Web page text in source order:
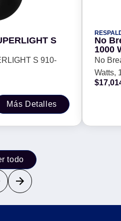
S
S 910-
Más Detalles
No
1000
3 h,
No
Watts,
1440
$
todo